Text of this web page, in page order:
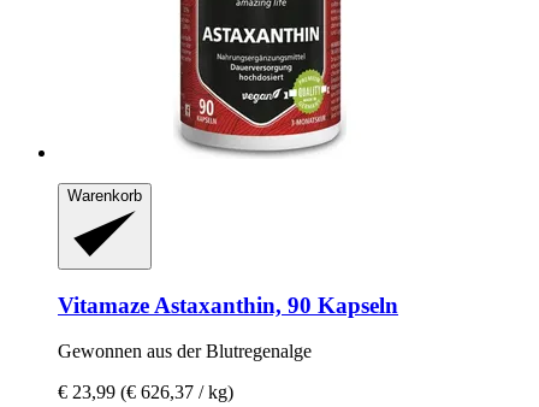
Warenkorb
Vitamaze Astaxanthin, 90 Kapseln
Gewonnen aus der Blutregenalge
€ 23,99 (€ 626,37 / kg)